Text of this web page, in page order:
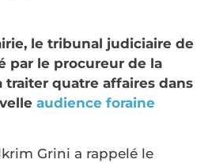
le tribunal judiciaire de
par le procureur de la
traiter quatre affaires dans
audience foraine
Grini a rappelé le